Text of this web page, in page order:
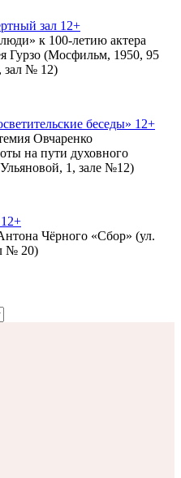
зал 12+
к 100-летию актера
Гурзо (Мосфильм, 1950, 95
зал № 12)
беседы» 12+
Овчаренко
на пути духовного
1, зале №12)
Чёрного «Сбор» (ул.
№ 20)